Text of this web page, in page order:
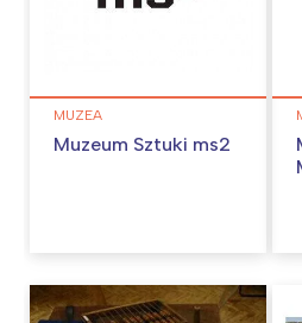
MUZEA
Muzeum Sztuki ms2